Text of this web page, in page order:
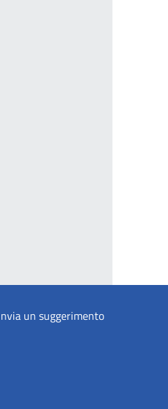
un suggerimento